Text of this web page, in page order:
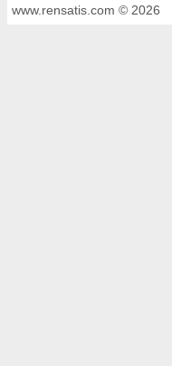
www.rensatis.com © 2026